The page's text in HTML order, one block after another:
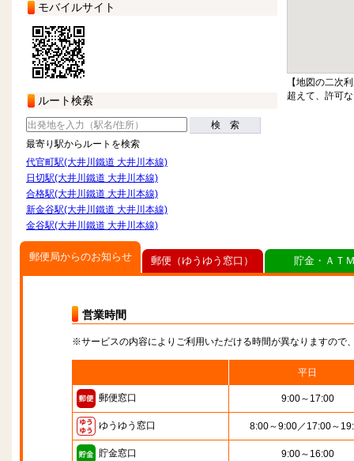
モバイルサイト
ルート検索
検 索
最寄り駅からルートを検索
代官町駅(大井川鐵道 大井川本線)
日切駅(大井川鐵道 大井川本線)
合格駅(大井川鐵道 大井川本線)
新金谷駅(大井川鐵道 大井川本線)
金谷駅(大井川鐵道 大井川本線)
【地図の二次
超えて、許可
郵便局からのお知らせ
営業時間
※サービスの内容によりご利用いただける時間が異なりますので
平日
郵便窓口 9:00～17:00
ゆうゆう窓口 8:00～9:00／17:00～
貯金窓口 9:00～16:00
郵便（ゆうゆう窓口） 貯金・ＡＴ